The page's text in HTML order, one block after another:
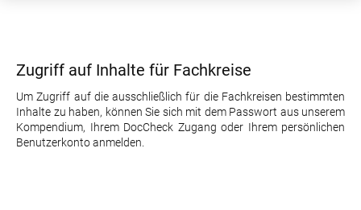
Zugriff auf Inhalte für Fachkreise
Um Zugriff auf die ausschließlich für die Fachkreisen bestimmten
Inhalte zu haben, können Sie sich mit dem Passwort aus unserem
Kompendium, Ihrem DocCheck Zugang oder Ihrem persönlichen
Benutzerkonto anmelden.